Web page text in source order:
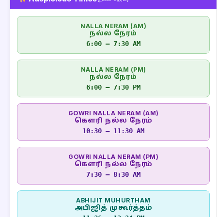
NALLA NERAM (AM)
நல்ல நேரம்
6:00 – 7:30 AM
NALLA NERAM (PM)
நல்ல நேரம்
6:00 – 7:30 PM
GOWRI NALLA NERAM (AM)
கௌரி நல்ல நேரம்
10:30 – 11:30 AM
GOWRI NALLA NERAM (PM)
கௌரி நல்ல நேரம்
7:30 – 8:30 AM
ABHIJIT MUHURTHAM
அபிஜித் முகூர்த்தம்